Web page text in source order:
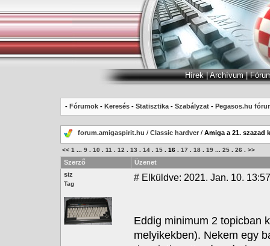
Hírek|Archívum|
- Fórumok - Keresés - Statisztika - Szabályzat - Pegasos.hu
forum.amigaspirit.hu / Classic hardver / Amiga a 21. szazad
<< 1 9 10 11 12 13 14 15 16 17 18 19 25 26 >>
Szerző
Üzenet
siz
Tag
# Elküldve: 2021. Jan. 10. 13:57
Eddig minimum 2 topicban
melyikekben). Nekem egy